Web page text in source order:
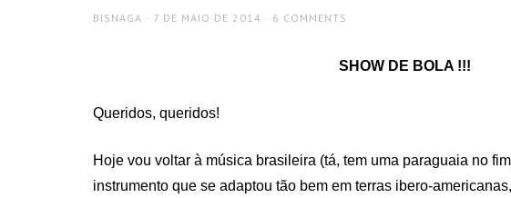
AUTHOR
BISNAGA
POSTED
7 DE MAIO DE 2014 6 COMMENTS
SHOW DE BOLA !!!
Queridos, queridos!
Hoje vou voltar à música brasileira (tá, tem uma paraguaia no
instrumento que se adaptou tão bem em terras ibero-